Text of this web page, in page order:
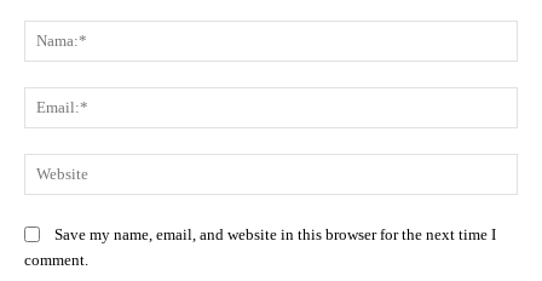
Save my name, email, and website in this browser for the next time I
comment.